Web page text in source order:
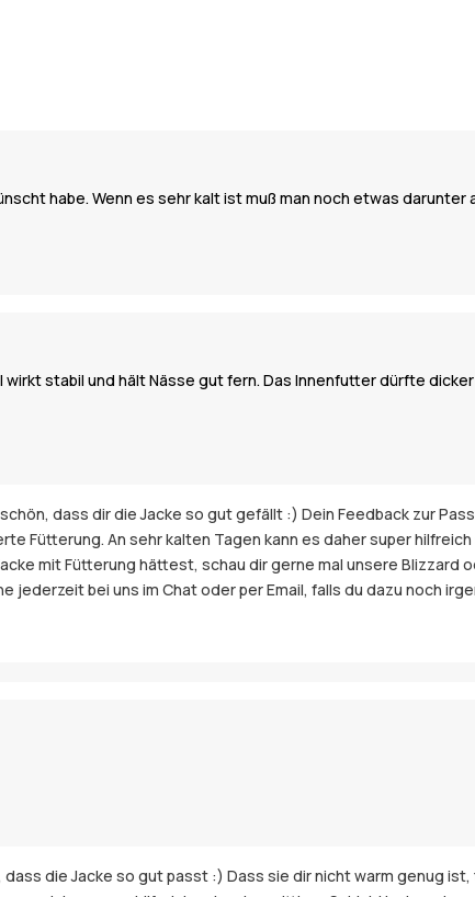
habe. Wenn es sehr kalt ist muß man noch etwas
stabil und hält Nässe gut fern. Das Innenfutter dürfte dicker
dass dir die Jacke so gut gefällt :) Dein Feedback zur
Fütterung. An sehr kalten Tagen kann es daher super
mit Fütterung hättest, schau dir gerne mal unsere Blizzard
bei uns im Chat oder per Email, falls du dazu noch
die Jacke so gut passt :) Dass sie dir nicht warm genug